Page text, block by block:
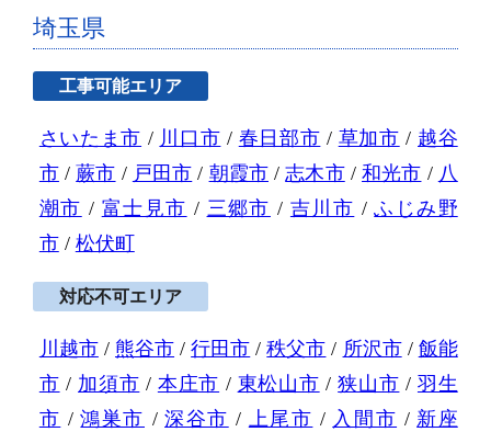
埼玉県
工事可能エリア
さいたま市 / 川口市 / 春日部市 / 草加市 / 越谷
市/蕨市 / 戸田市 / 朝霞市 /志木市/和光市 / 八
潮市 / 富士見市 / 三郷市 / 吉川市 /ふじみ野
市/ 松伏町
対応不可エリア
川越市/ 熊谷市 /行田市 /秩父市 / 所沢市/ 飯能
市 / 加須市 / 本庄市 / 東松山市 /狭山市 / 羽生
市 /鴻巣市 /深谷市 / 上尾市 / 入間市 / 新座